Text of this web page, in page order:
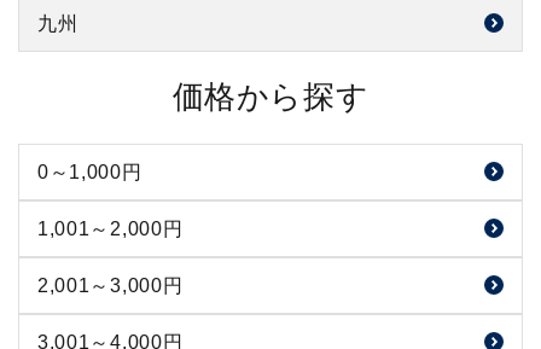
雪の茅舎 齋彌酒造店（秋田県）
まんさくの花 日の丸醸造（秋田県）
一白水成 福禄寿酒造（秋田県）
栄光冨士 冨士酒造株式会社（山形県）
上喜元 酒田酒造（山形県）
杉勇 杉勇蕨岡酒造（山形県）
東北泉 高橋酒造店（山形県）
楯野川 楯野川酒造（山形県）
出羽桜 出羽桜酒造（山形県）
鳴海 東灘酒造（千葉県）
屋守 豊島屋酒造（東京都）
國府鶴 野口酒造店（東京都）
いづみ橋 泉橋酒造（神奈川県）
緑川 緑川酒造（新潟県）
願人 塩川酒造（新潟県）
雪中梅 ㈱丸山酒造場（新潟県）
雅楽代 天領盃酒造（新潟県）
越の誉・弐式 原酒造（新潟県）
達磨正宗 白木恒助商店（岐阜県）
三千盛 ㈱三千盛（岐阜県 ）
奥 山崎合資会社（愛知県）
みむろ杉 今西酒造（奈良県）
KURAMOTO 倉本酒造（奈良県）
蒼空 藤岡酒造（京都府）
奥播磨 下村酒造店（兵庫県）
空蔵 小山本家酒造（兵庫県）
李白 李白酒造（島根県）
千代むすび 千代むすび酒造（鳥取県）
日置桜 山根酒造場（鳥取県）
富久長 今田酒造本店（広島県）
白鴻 盛川酒造（広島県）
亀齢 亀齢酒造（広島県）
九州
万齢 小松酒造（佐賀県）
天吹 天吹酒造（佐賀県）
花笑み 大地酒造（大分県）
価格から探す
0～1,000円
1,001～2,000円
2,001～3,000円
3,001～4,000円